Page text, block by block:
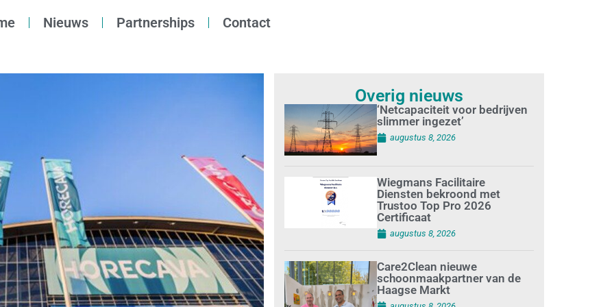
Nieuws Partnerships Contact
Overig nieuws
‘Netcapaciteit voor bedrijven
slimmer ingezet’
augustus 8, 2026
Wiegmans Facilitaire
Diensten bekroond met
Trustoo Top Pro 2026
Certificaat
augustus 8, 2026
Care2Clean nieuwe
schoonmaakpartner van de
Haagse Markt